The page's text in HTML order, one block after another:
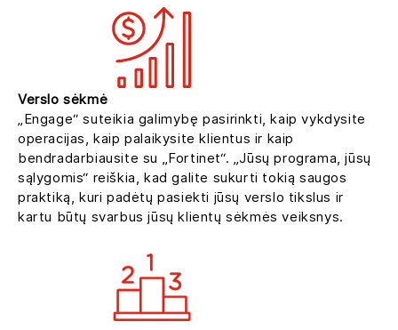
Verslo sėkmė
„Engage“ suteikia galimybę pasirinkti, kaip vykdysite
operacijas, kaip palaikysite klientus ir kaip
bendradarbiausite su „Fortinet“. „Jūsų programa, jūsų
sąlygomis“ reiškia, kad galite sukurti tokią saugos
praktiką, kuri padėtų pasiekti jūsų verslo tikslus ir
kartu būtų svarbus jūsų klientų sėkmės veiksnys.